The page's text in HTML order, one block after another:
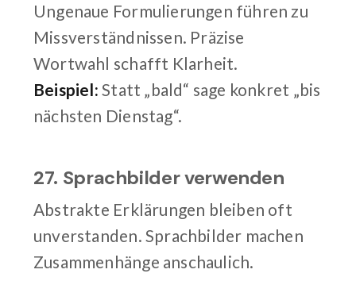
Ungenaue Formulierungen führen zu
Missverständnissen. Präzise
Wortwahl schafft Klarheit.
Beispiel: Statt „bald“ sage konkret „bis
nächsten Dienstag“.
27. Sprachbilder verwenden
Abstrakte Erklärungen bleiben oft
unverstanden. Sprachbilder machen
Zusammenhänge anschaulich.